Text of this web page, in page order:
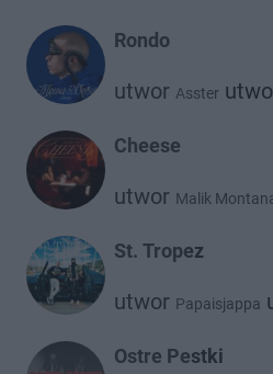
Rondo
utwor Asster
Cheese
utwor Malik
St. Tropez
utwor Papaisjappa
Ostre Pestki